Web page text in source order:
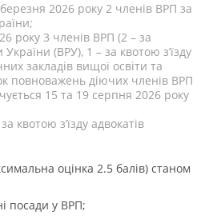
2026 року 2 членів ВРП за
року 3 членів ВРП (2 – за
(ВРУ), 1 – за квотою з’їзду
закладів вищої освіти та
повноважень діючих членів ВРП
15 та 19 серпня 2026 року
квотою з’їзду адвокатів
оцінка 2.5 балів) станом
посади у ВРП;